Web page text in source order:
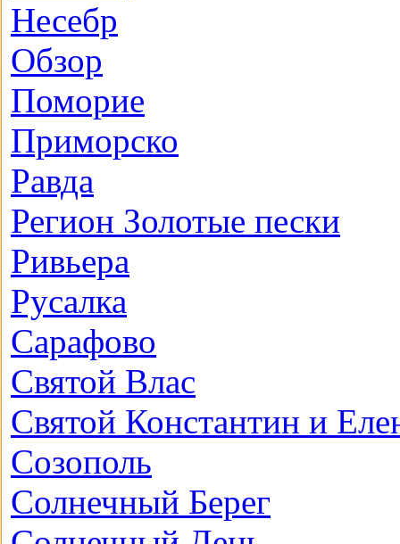
Несебр
Обзор
Поморие
Приморско
Равда
Регион Золотые пески
Ривьера
Русалка
Сарафово
Святой Влас
Святой Константин и
Созополь
Солнечный Берег